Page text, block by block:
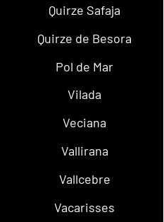
Quirze Safaja
Quirze de Besora
Pol de Mar
Vilada
Veciana
Vallirana
Vallcebre
Vacarisses